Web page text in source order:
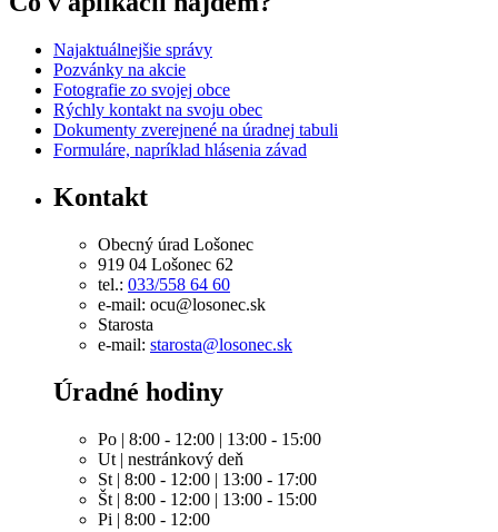
Najaktuálnejšie správy
Pozvánky na akcie
Fotografie zo svojej obce
Rýchly kontakt na svoju obec
Dokumenty zverejnené na úradnej tabuli
Formuláre, napríklad hlásenia závad
Kontakt
Obecný úrad Lošonec
919 04 Lošonec 62
tel.: 033/558 64 60
e-mail: ocu@losonec.sk
Starosta
e-mail: starosta@losonec.sk
Úradné hodiny
Po | 8:00 - 12:00 | 13:00 - 15:00
Ut | nestránkový deň
St | 8:00 - 12:00 | 13:00 - 17:00
Št | 8:00 - 12:00 | 13:00 - 15:00
Pi | 8:00 - 12:00